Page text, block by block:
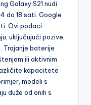
Galaxy S21 nudi
do 18 sati. Google
Ovi podaci
uključujući pozive,
Trajanje baterije
ili aktivnim
kapacitete
modeli s
duže od onih s